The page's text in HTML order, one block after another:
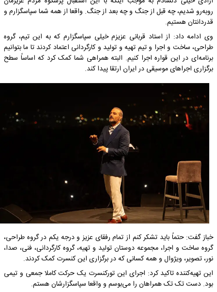
روبه‌رو شدیم، چه قبل از جنگ و چه بعد از جنگ. واقعا از همه شما سپاسگزارم و
قدردانتان هستیم.
وی ادامه داد: از استاد قربانی عزیزم خیلی سپاسگزارم که به این تیم، گروه
طراحی، ساخت و اجرا و تیم تهیه و تولید و کارگردانی اعتماد کردند تا ما بتوانیم
برنامه‌ای در این قواره اجرا کنیم. البته همراهی شما کمک کرد که اساساً سطح
برگزاری اجراهای موسیقی در ایران ارتقا پیدا کند.
خباز گفت: حتماً باید تشکر کنم از تمام رفقای عزیز و درجه یکم در گروه طراحی،
گروه ساخت و اجرا، مجموعه دوستان تولید و تهیه، گروه کارگردانی، فنی، صدا،
نور، تصویر، ویژوال و همه کسانی که در برگزاری این کنسرت کمک کردند.
این تهیه‌کننده تاکید کرد: اجرای این تورکنسرت یک حرکت کاملا جمعی و تیمی
بود. دست تک تک همراهان را می‌بوسم و واقعا سپاسگزارشان هستم.